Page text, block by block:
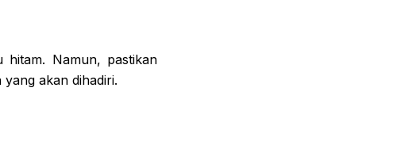
Namun, pastikan
akan dihadiri.